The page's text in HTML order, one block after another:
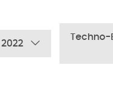
2022
Techno-